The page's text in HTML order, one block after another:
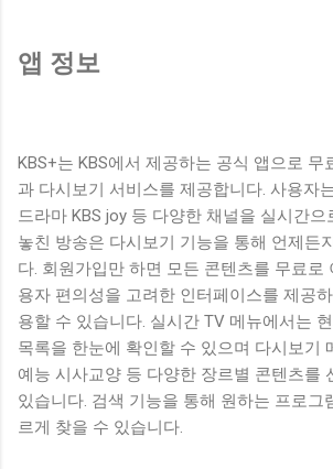
앱 정보
KBS+는 KBS에서 제공하는 공식 앱으로 무
과 다시보기 서비스를 제공합니다. 사용자
드라마 KBS joy 등 다양한 채널을 실시간으
놓친 방송은 다시보기 기능을 통해 언제든
다. 회원가입만 하면 모든 콘텐츠를 무료로
용자 편의성을 고려한 인터페이스를 제공
용할 수 있습니다. 실시간 TV 메뉴에서는
목록을 한눈에 확인할 수 있으며 다시보기
예능 시사교양 등 다양한 장르별 콘텐츠를
있습니다. 검색 기능을 통해 원하는 프로그
르게 찾을 수 있습니다.